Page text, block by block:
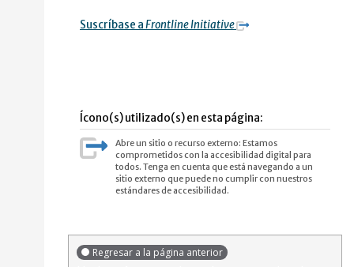
Suscríbase aFrontline Initiative
Ícono(s) utilizado(s) en esta página:
Abre un sitio o recurso externo: Estamos
comprometidos con la accesibilidad digital para
todos. Tenga en cuenta que está navegando a un
sitio externo que puede no cumplir con nuestros
estándares de accesibilidad.
Regresar a la página anterior